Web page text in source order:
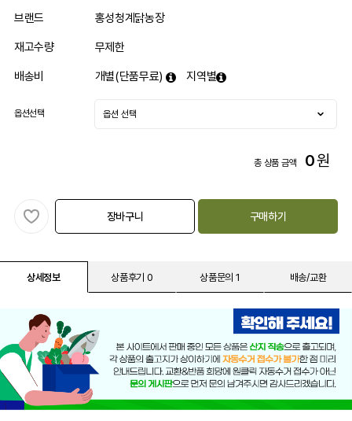
브랜드 홍성청계닭농장
재고수량 무제한
배송비 개별(단품무료) 지역별
옵션선택
총 상품 금액 0원
장바구니 구매하기
상세정보 상품후기 0 상품문의 1 배송/교환